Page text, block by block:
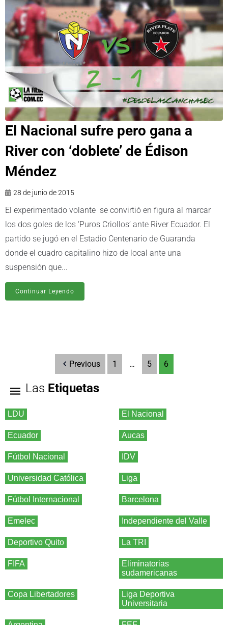
El Nacional sufre pero gana a
River con ‘doblete’ de Édison
Méndez
28 de junio de 2015
El experimentado volante se convirtió en figura al marcar
los dos goles de los ‘Puros Criollos’ ante River Ecuador. El
partido se jugó en el Estadio Centenario de Guaranda
donde el cuadro capitalino hizo de local ante una
suspensión que...
Continuar Leyendo
Previous 1 … 5 6
Las Etiquetas
LDU El Nacional
Ecuador Aucas
Fútbol Nacional IDV
Universidad Católica Liga
Fútbol Internacional Barcelona
Emelec Independiente del Valle
Deportivo Quito La TRI
FIFA
Eliminatorias
sudamericanas
Copa Libertadores
Liga Deportiva
Universitaria